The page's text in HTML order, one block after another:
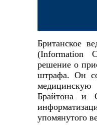
Британское
(Information
решение о
штрафа. Он
Брайтона и
упомянутого